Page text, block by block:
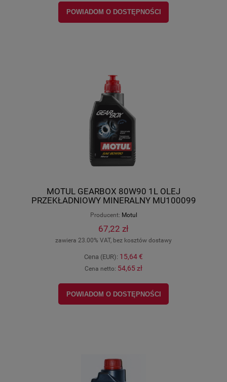
POWIADOM O DOSTĘPNOŚCI
MOTUL GEARBOX 80W90 1L OLEJ
PRZEKŁADNIOWY MINERALNY MU100099
Producent: Motul
67,22 zł
zawiera 23.00% VAT, bez kosztów dostawy
Cena (EUR): 15,64 €
Cena netto: 54,65 zł
POWIADOM O DOSTĘPNOŚCI